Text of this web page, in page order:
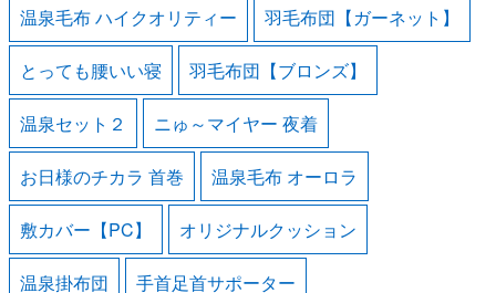
温泉毛布 ハイクオリティー 羽毛布団【ガーネット】
とっても腰いい寝 羽毛布団【ブロンズ】
温泉セット２ ニゅ～マイヤー 夜着
お日様のチカラ 首巻 温泉毛布 オーロラ
敷カバー【PC】 オリジナルクッション
温泉掛布団 手首足首サポーター